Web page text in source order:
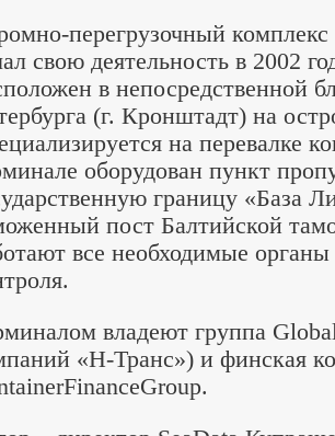
перегрузочный
свою деятельность в 2002
в непосредственной
(г. Кронштадт) на
на перевалке
оборудован пункт
границу «База
пост Балтийской
все необходимые органы
владеют группа
«Н-Транс») и финская